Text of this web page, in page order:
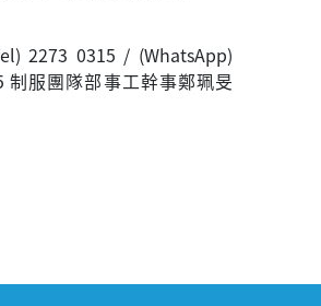
2273 0315 / (WhatsApp)
制服團隊部事工幹事鄭珮旻